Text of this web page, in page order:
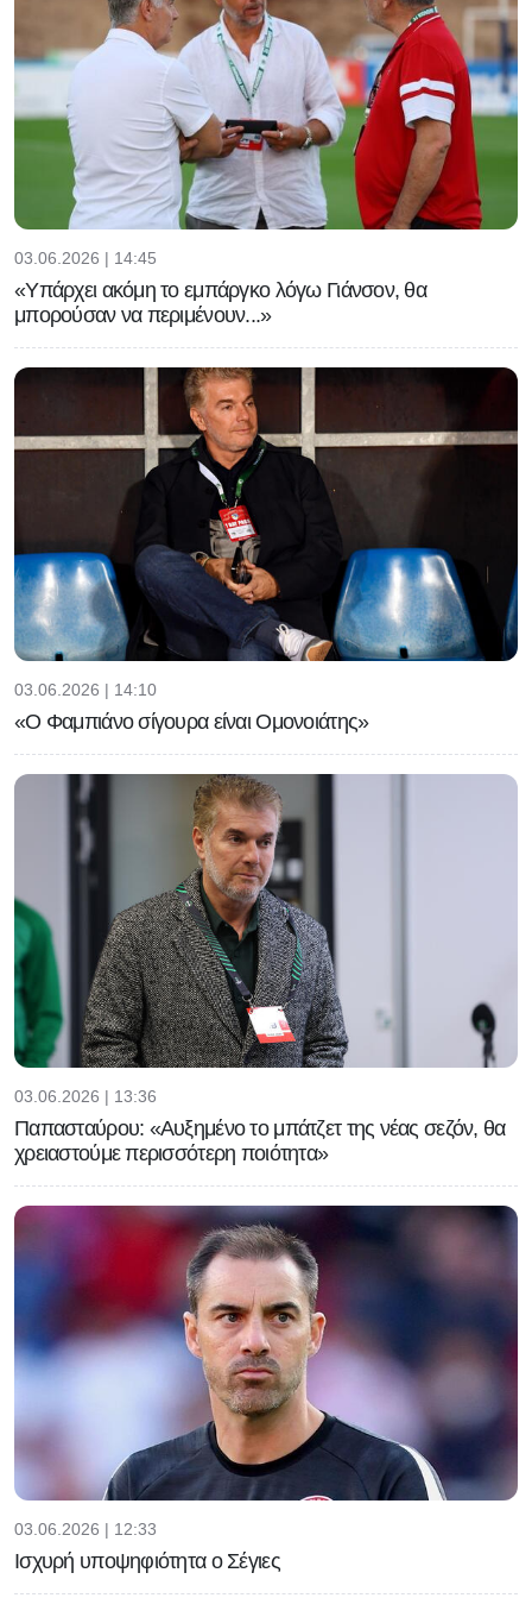
03.06.2026 | 14:45
«Υπάρχει ακόμη το εμπάργκο λόγω Γιάνσον, θα
μπορούσαν να περιμένουν...»
03.06.2026 | 14:10
«Ο Φαμπιάνο σίγουρα είναι Ομονοιάτης»
03.06.2026 | 13:36
Παπασταύρου: «Αυξημένο το μπάτζετ της νέας σεζόν, θα
χρειαστούμε περισσότερη ποιότητα»
03.06.2026 | 12:33
Ισχυρή υποψηφιότητα ο Σέγιες